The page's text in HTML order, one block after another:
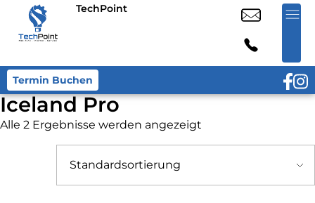
TechPoint
Termin Buchen
Iceland Pro
Alle 2 Ergebnisse werden angezeigt